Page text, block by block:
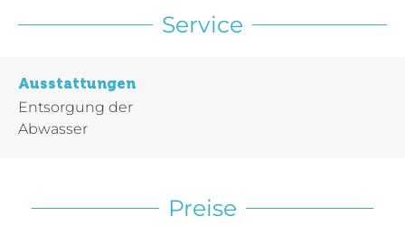
Service
Ausstattungen
Entsorgung der
Abwasser
Preise